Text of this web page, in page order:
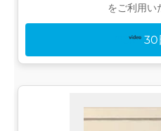
をご利用い
30